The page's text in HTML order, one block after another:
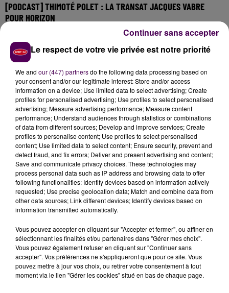
[PODCAST] THIMOTÉ POLET : LA TRANSAT JACQUES VABRE
POUR HORIZON
C’est un Normand qui a le vent en poupe. Originaire du
Havre, Thimoté Polet prendra le départ de la Transat
Jacques Vabre à l’automne prochain en compagnie...
À LA UNE
31 juillet 2026
Gagnez vos entrées à Terra Botanica !
11 juillet 2026
Inscrivez-vous au casting The Voice & The Voice
Kids !
6 août 2026
Deux rixes en trois semaines : le préfet ordonne
Le respect de votre vie privée est notre priorité
We and our (447) partnersdo the following data processing based on
your consent and/or our legitimate interest: Store and/or access
information on a device; Use limited data to select advertising; Create
profiles for personalised advertising; Use profiles to select personalised
advertising; Measure advertising performance; Measure content
performance; Understand audiences through statistics or combinations
of data from different sources; Develop and improve services; Create
profiles to personalise content; Use profiles to select personalised
content; Use limited data to select content; Ensure security, prevent and
detect fraud, and fix errors; Deliver and present advertising and content;
Save and communicate privacy choices. These technologies may
process personal data such as IP address and browsing data to offer
following functionalities: Identify devices based on information actively
requested; Use precise geolocation data; Match and combine data from
other data sources; Link different devices; Identify devices based on
information transmitted automatically.
Vous pouvez accepter en cliquant sur "Accepter et fermer", ou affiner en
sélectionnant les finalités et/ou partenaires dans "Gérer mes choix".
Vous pouvez également refuser en cliquant sur "Continuer sans
accepter". Vos préférences ne s'appliqueront que pour ce site. Vous
pouvez mettre à jour vos choix, ou retirer votre consentement à tout
moment via le lien "Gérer les cookies" situé en bas de chaque page.
Continuer sans accepter